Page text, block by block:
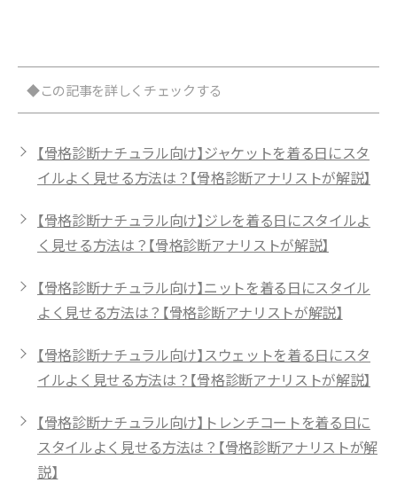
◆この記事を詳しくチェックする
【骨格診断ナチュラル向け】ジャケットを着る日にスタ
イルよく見せる方法は？【骨格診断アナリストが解説】
【骨格診断ナチュラル向け】ジレを着る日にスタイルよ
く見せる方法は？【骨格診断アナリストが解説】
【骨格診断ナチュラル向け】ニットを着る日にスタイル
よく見せる方法は？【骨格診断アナリストが解説】
【骨格診断ナチュラル向け】スウェットを着る日にスタ
イルよく見せる方法は？【骨格診断アナリストが解説】
【骨格診断ナチュラル向け】トレンチコートを着る日に
スタイルよく見せる方法は？【骨格診断アナリストが解
説】